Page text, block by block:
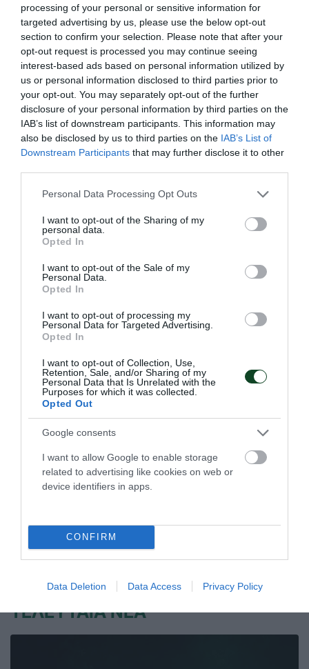
processing of your personal or sensitive information for
targeted advertising by us, please use the below opt-out
section to confirm your selection. Please note that after your
opt-out request is processed you may continue seeing
interest-based ads based on personal information utilized by
us or personal information disclosed to third parties prior to
your opt-out. You may separately opt-out of the further
disclosure of your personal information by third parties on the
IAB’s list of downstream participants. This information may
also be disclosed by us to third parties on the IAB’s List of
Downstream Participants that may further disclose it to other
Please note that this website/app uses one or more Google
not limited to your visit or usage behaviour. You may click to
grant or deny consent to Google and its third-party tags to
use your data for below specified purposes in below Google
consent section.
Personal Data Processing Opt Outs
I want to opt-out of the Sharing of my
personal data.
Opted In
I want to opt-out of the Sale of my
Personal Data.
Opted In
I want to opt-out of processing my
Personal Data for Targeted Advertising.
Opted In
I want to opt-out of Collection, Use,
Retention, Sale, and/or Sharing of my
Personal Data that Is Unrelated with the
Purposes for which it was collected.
Opted Out
Google consents
I want to allow Google to enable storage
related to advertising like cookies on web or
device identifiers in apps.
CONFIRM
Data Deletion Data Access Privacy Policy
Τρίτη ήττα για την Εθνική
Βοσνία/Ερζεγοβίνη στο πλαίσιο του Ευρωπαϊκού
Πάλεψε η Εθνική με κορυφαίο τον
Δίτση
ΤΕΛΕΥΤΑΙΑ ΝΕΑ